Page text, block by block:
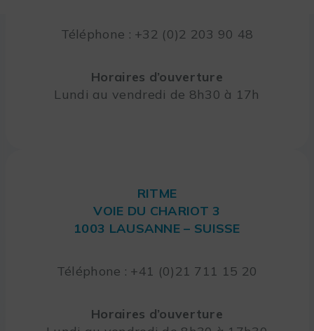
Téléphone : +32 (0)2 203 90 48
Horaires d’ouverture
Lundi au vendredi de 8h30 à 17h
RITME
VOIE DU CHARIOT 3
1003 LAUSANNE – SUISSE
Téléphone : +41 (0)21 711 15 20
Horaires d’ouverture